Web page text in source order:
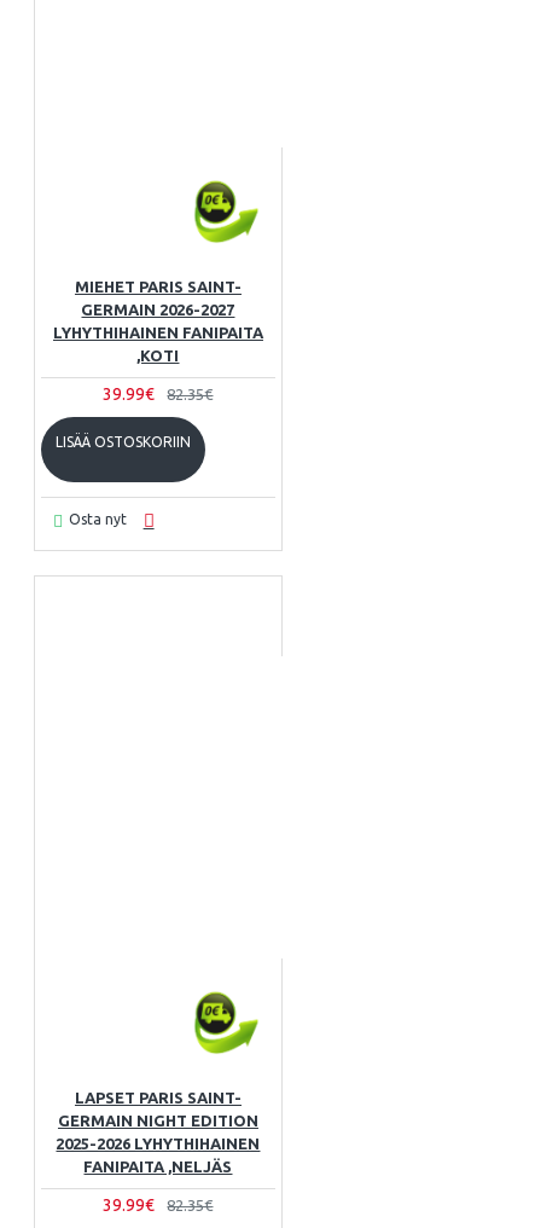
MIEHET PARIS SAINT-
GERMAIN 2026-2027
LYHYTHIHAINEN FANIPAITA
,KOTI
39.99€ 82.35€
LISÄÄ OSTOSKORIIN
Osta nyt
LAPSET PARIS SAINT-
GERMAIN NIGHT EDITION
2025-2026 LYHYTHIHAINEN
FANIPAITA ,NELJÄS
39.99€ 82.35€